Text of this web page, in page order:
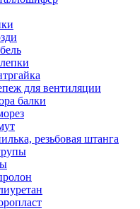
для вентиляции
балки
резьбовая штанга